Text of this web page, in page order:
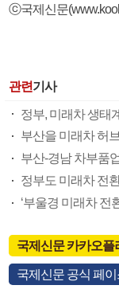
ⓒ국제신문
관련기사
정부, 미래차 생태
부산을 미래차 허
부산-경남 차부품
정부도 미래차 전
‘부울경 미래차 전
국제신문 카카오플
국제신문 공식 페